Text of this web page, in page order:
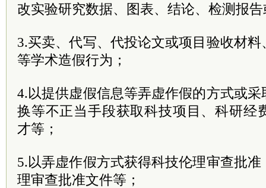
改实验研究数据、图表、结论、检测报
3.买卖、代写、代投论文或项目验收材
等学术造假行为；
4.以提供虚假信息等弄虚作假的方式或
换等不正当手段获取科技项目、科研经
才等；
5.以弄虚作假方式获得科技伦理审查批
理审查批准文件等；